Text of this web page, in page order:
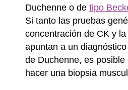
Duchenne o de tipo
Si tanto las pruebas
concentración de CK y
apuntan a un
de Duchenne, es
hacer una biopsia